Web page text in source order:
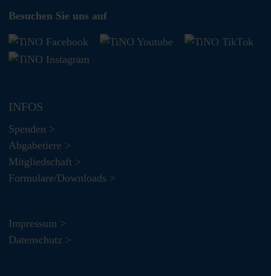
Besuchen Sie uns auf
INFOS
Spenden >
Abgabetiere >
Mitgliedschaft >
Formulare/Downloads >
Impressum >
Datenschutz >